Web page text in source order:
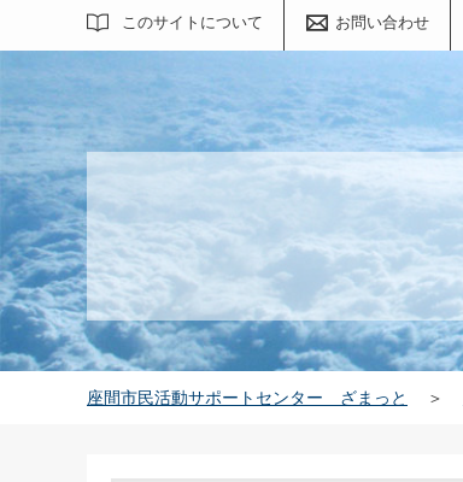
このサイトについて お問い合わせ
サイト内検索
座間市民活動サポートセンター ざまっと ＞